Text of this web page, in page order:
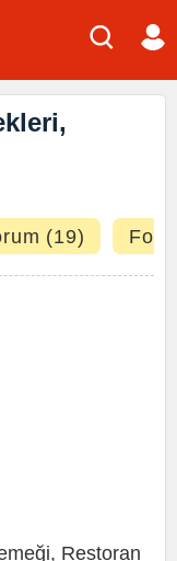
(19)
, Restoran